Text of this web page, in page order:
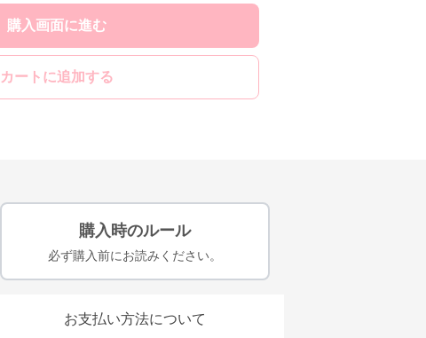
購入画面に進む
カートに追加する
購入時のルール
必ず購入前にお読みください。
お支払い方法について